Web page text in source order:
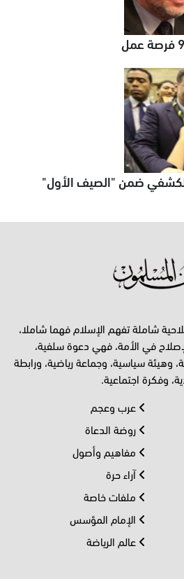
ضمن "الصيف الأول"
شاملة تفهم الإسلام فهما شاملا،
في الأمة، فهي دعوة سلفية،
وهيئة سياسية، وجماعة رياضية، ورابطة
وفكرة اجتماعية.
عرب وعجم
روضة الدعاة
مفاهيم وأصول
آراء حرة
ملفات خاصة
الإمام المؤسس
عالم الرياضة